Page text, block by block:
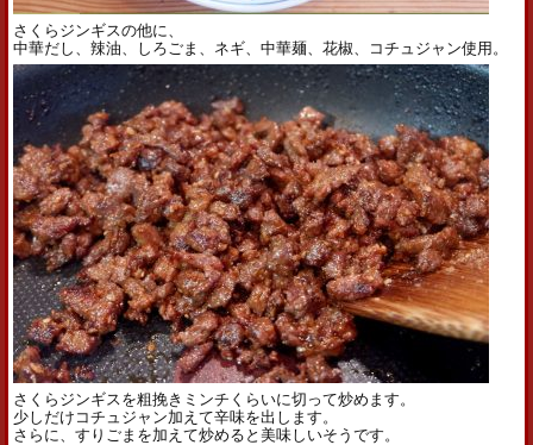
さくらジンギスの他に、
中華だし、辣油、しろごま、ネギ、中華麺、花椒、コチュジャン使用。
さくらジンギスを粗挽きミンチくらいに切って炒めます。
少しだけコチュジャン加えて辛味を出します。
さらに、すりごまを加えて炒めると美味しいそうです。